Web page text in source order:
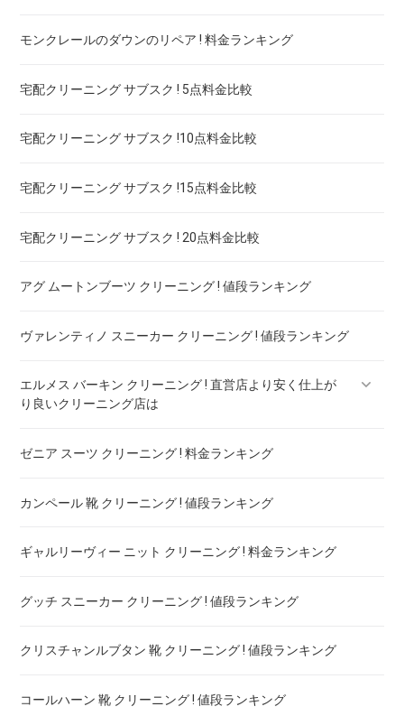
モンクレールのダウンのリペア ! 料金ランキング
宅配クリーニング サブスク ! 5点料金比較
宅配クリーニング サブスク !10点料金比較
宅配クリーニング サブスク !15点料金比較
宅配クリーニング サブスク ! 20点料金比較
アグ ムートンブーツ クリーニング ! 値段ランキング
ヴァレンティノ スニーカー クリーニング ! 値段ランキング
エルメス バーキン クリーニング ! 直営店より安く仕上が
り良いクリーニング店は
エルメス ケリー クリーニング ! 直営店より安く仕上がり良い
ゼニア スーツ クリーニング ! 料金ランキング
カンペール 靴 クリーニング ! 値段ランキング
ギャルリーヴィー ニット クリーニング ! 料金ランキング
グッチ スニーカー クリーニング ! 値段ランキング
クリスチャンルブタン 靴 クリーニング ! 値段ランキング
コールハーン 靴 クリーニング ! 値段ランキング